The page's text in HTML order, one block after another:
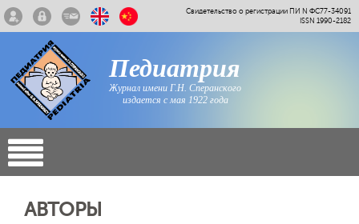
Свидетельство о регистрации ПИ N ФС77-34091
ISSN 1990-2182
Педиатрия
Журнал имени Г.Н. Сперанского
издается с мая 1922 года
АВТОРЫ